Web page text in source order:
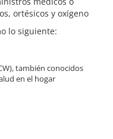
ortésicos y oxígeno
lo siguiente:
también conocidos
en el hogar